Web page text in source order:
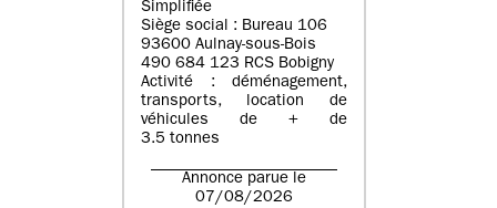
Simplifiée
Siège social : Bureau 106
93600 Aulnay-sous-Bois
490 684 123 RCS Bobigny
Activité : déménagement,
transports, location de
véhicules de + de
3.5 tonnes
Annonce parue le
07/08/2026